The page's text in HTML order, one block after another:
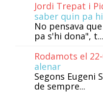
Jordi Trepat i
saber quin pa
No pensava
pa s'hi dona", t...
Rodamots el
alenar
Segons Eugeni
de sempre...